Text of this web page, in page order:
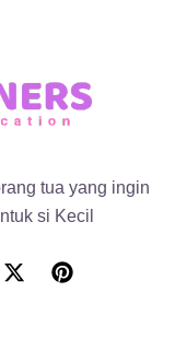
tua yang ingin
si Kecil